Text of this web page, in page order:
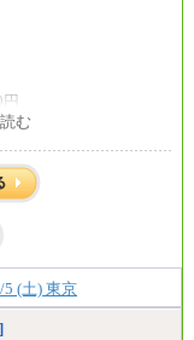
】
～、滋賀/1,220円
り
験に応じて、決定
む
5 (土) 東京